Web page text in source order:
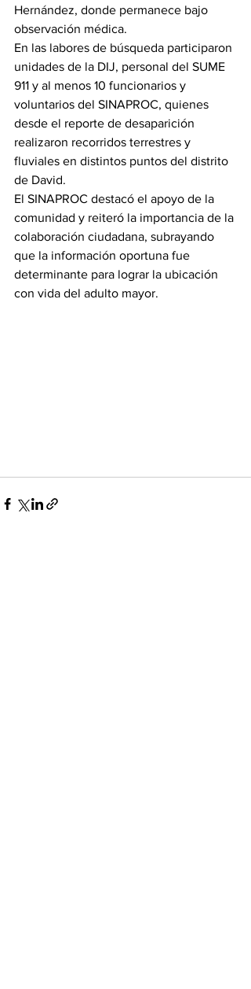
Hernández, donde permanece bajo
observación médica.
En las labores de búsqueda participaron
unidades de la DIJ, personal del SUME
911 y al menos 10 funcionarios y
voluntarios del SINAPROC, quienes
desde el reporte de desaparición
realizaron recorridos terrestres y
fluviales en distintos puntos del distrito
de David.
El SINAPROC destacó el apoyo de la
comunidad y reiteró la importancia de la
colaboración ciudadana, subrayando
que la información oportuna fue
determinante para lograr la ubicación
con vida del adulto mayor.